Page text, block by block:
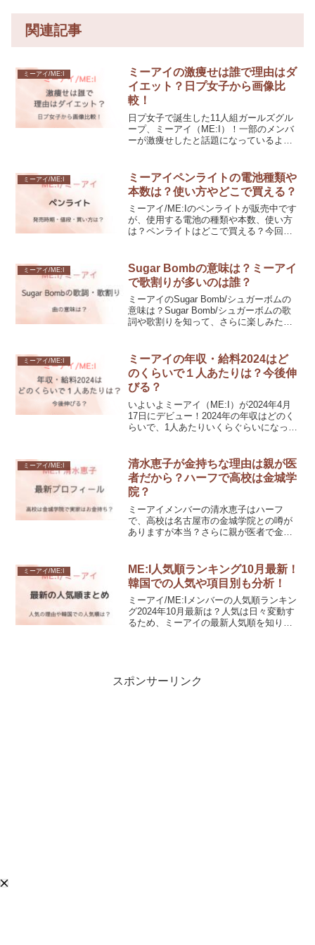
関連記事
ミーアイ/ME:I
ミーアイの激痩せは誰で理由はダ
イエット？日プ女子から画像比
較！
日プ女子で誕生した11人組ガールズグル
ープ、ミーアイ（ME:I）！一部のメンバ
ーが激痩せしたと話題になっているよ
アイが激痩せしたという話題について、
画像比較して調べてみました！
ミーアイ/ME:I
ミーアイペンライトの電池種類や
本数は？使い方やどこで買える？
ミーアイ/ME:Iのペンライトが販売中です
が、使用する電池の種類や本数、使い方
は？ペンライトはどこで買える？今回は
す。
ミーアイ/ME:I
Sugar Bombの意味は？ミーアイ
で歌割りが多いのは誰？
ミーアイのSugar Bomb/シュガーボムの
意味は？Sugar Bomb/シュガーボムの歌
詞や歌割りを知って、さらに楽しみたい
割りなどを紹介します。
ミーアイ/ME:I
ミーアイの年収・給料2024はど
のくらいで１人あたりは？今後伸
びる？
いよいよミーアイ（ME:I）が2024年4月
17日にデビュー！2024年の年収はどのく
らいで、1人あたりいくらぐらいになって
ね。今回は、ミーアイの年収について調
査してみました！
ミーアイ/ME:I
清水恵子が金持ちな理由は親が医
者だから？ハーフで高校は金城学
院？
ミーアイメンバーの清水恵子はハーフ
で、高校は名古屋市の金城学院との噂が
ありますが本当？さらに親が医者で金持
など最新プロフィールを紹介します。
ミーアイ/ME:I
ME:I人気順ランキング10月最新！
韓国での人気や項目別も分析！
ミーアイ/ME:Iメンバーの人気順ランキン
グ2024年10月最新は？人気は日々変動す
るため、ミーアイの最新人気順を知りた
スポンサーリンク